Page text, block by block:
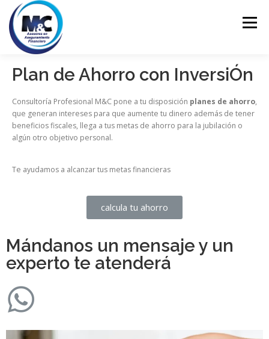
Menú
INICIO ASESORÍA PERSONALES
EMPRESARIALES EDUCACIÓN FINANCIERA
CONTACTO
Plan de Ahorro con InversiÓn
Consultoría Profesional M&C pone a tu disposición planes de ahorro,
que generan intereses para que aumente tu dinero además de tener
beneficios fiscales, llega a tus metas de ahorro para la jubilación o
algún otro objetivo personal.
Te ayudamos a alcanzar tus metas financieras
calcula tu ahorro
Mándanos un mensaje y un
experto te atenderá